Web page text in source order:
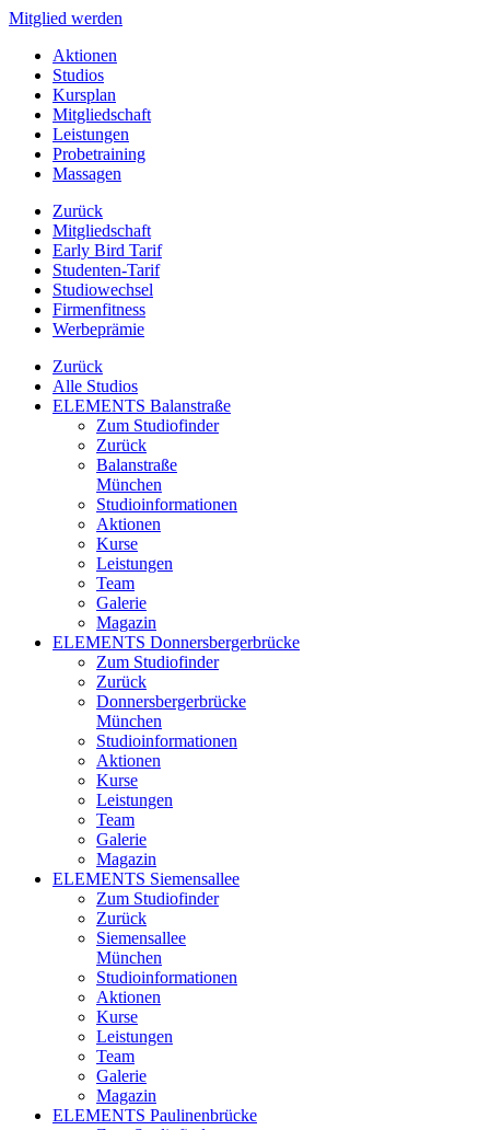
Mitglied werden
Aktionen
Studios
Kursplan
Mitgliedschaft
Leistungen
Probetraining
Massagen
Zurück
Mitgliedschaft
Early Bird Tarif
Studenten-Tarif
Studiowechsel
Firmenfitness
Werbeprämie
Zurück
Alle Studios
ELEMENTS Balanstraße
Zum Studiofinder
Zurück
Balan­straße
München
Studioinformationen
Aktionen
Kurse
Leistungen
Team
Galerie
Magazin
ELEMENTS Donnersbergerbrücke
Zum Studiofinder
Zurück
Donners­berger­brücke
München
Studioinformationen
Aktionen
Kurse
Leistungen
Team
Galerie
Magazin
ELEMENTS Siemensallee
Zum Studiofinder
Zurück
Siemens­allee
München
Studioinformationen
Aktionen
Kurse
Leistungen
Team
Galerie
Magazin
ELEMENTS Paulinenbrücke